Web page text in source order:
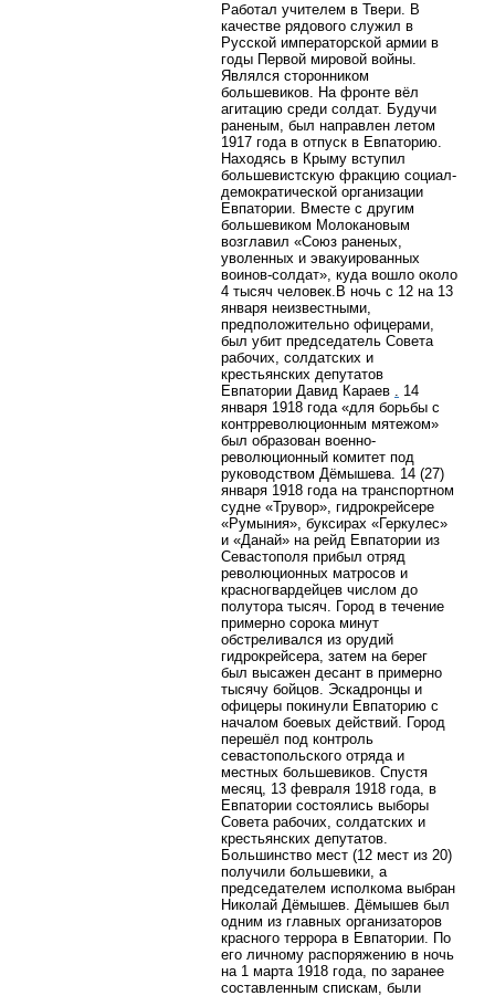
Работал учителем в Твери. В
качестве рядового служил в
Русской императорской армии в
годы Первой мировой войны.
Являлся сторонником
большевиков. На фронте вёл
агитацию среди солдат. Будучи
раненым, был направлен летом
1917 года в отпуск в Евпаторию.
Находясь в Крыму вступил
большевистскую фракцию социал-
демократической организации
Евпатории. Вместе с другим
большевиком Молокановым
возглавил «Союз раненых,
уволенных и эвакуированных
воинов-солдат», куда вошло около
4 тысяч человек.В ночь с 12 на 13
января неизвестными,
предположительно офицерами,
был убит председатель Совета
рабочих, солдатских и
крестьянских депутатов
Евпатории Давид Караев . 14
января 1918 года «для борьбы с
контрреволюционным мятежом»
был образован военно-
революционный комитет под
руководством Дёмышева. 14 (27)
января 1918 года на транспортном
судне «Трувор», гидрокрейсере
«Румыния», буксирах «Геркулес»
и «Данай» на рейд Евпатории из
Севастополя прибыл отряд
революционных матросов и
красногвардейцев числом до
полутора тысяч. Город в течение
примерно сорока минут
обстреливался из орудий
гидрокрейсера, затем на берег
был высажен десант в примерно
тысячу бойцов. Эскадронцы и
офицеры покинули Евпаторию с
началом боевых действий. Город
перешёл под контроль
севастопольского отряда и
местных большевиков. Спустя
месяц, 13 февраля 1918 года, в
Евпатории состоялись выборы
Совета рабочих, солдатских и
крестьянских депутатов.
Большинство мест (12 мест из 20)
получили большевики, а
председателем исполкома выбран
Николай Дёмышев. Дёмышев был
одним из главных организаторов
красного террора в Евпатории. По
его личному распоряжению в ночь
на 1 марта 1918 года, по заранее
составленным спискам, были